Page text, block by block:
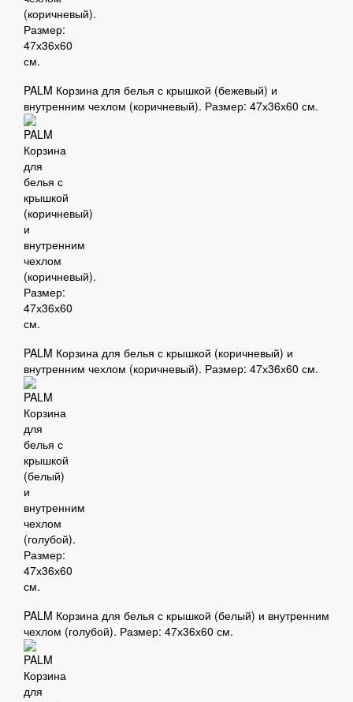
PALM Корзина для белья с крышкой (бежевый) и
внутренним чехлом (коричневый). Размер: 47х36х60 см.
PALM Корзина для белья с крышкой (коричневый) и
внутренним чехлом (коричневый). Размер: 47х36х60 см.
PALM Корзина для белья с крышкой (белый) и внутренним
чехлом (голубой). Размер: 47х36х60 см.